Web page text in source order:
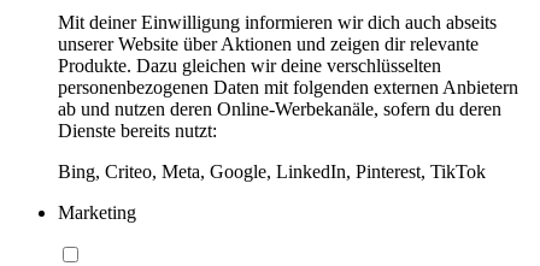
Mit deiner Einwilligung informieren wir dich auch abseits
unserer Website über Aktionen und zeigen dir relevante
Produkte. Dazu gleichen wir deine verschlüsselten
personenbezogenen Daten mit folgenden externen Anbietern
ab und nutzen deren Online-Werbekanäle, sofern du deren
Dienste bereits nutzt:
Bing, Criteo, Meta, Google, LinkedIn, Pinterest, TikTok
Marketing